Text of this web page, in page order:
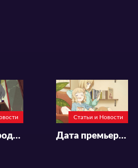
Трейлер продолжения аниме «Great Pretender»
Статьи и Новости
Дата премьеры и трейлер аниме-фильма «Oomuro-ke»